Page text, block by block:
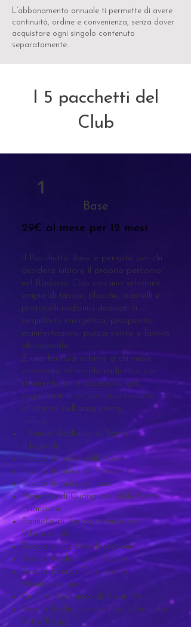
L’abbonamento annuale ti permette di avere
continuità, ordine e convenienza, senza dover
acquistare ogni singolo contenuto
separatamente.
I 5 pacchetti del
Club
Base
29€ al mese per 12 mesi
Il Pacchetto Base è pensato per chi
desidera iniziare il proprio percorso
nel Radionic Club con una selezione
ampia di tavole, placche, pannelli e
protocolli radionici dedicati a
riequilibrio energetico, prosperità,
manifestazione, pulizia sottile e lavoro
vibrazionale.
È una formula adatta a chi vuole
avvicinarsi al mondo radionico con
strumenti vari e accessibili, già
organizzati in un percorso annuale
all’interno dell’area utente.
Include:
I Rimedi Radionici di Santa
Ildegarda
Placca Impulso della Casa
Placca Impulso di Prosperità
Placca Impulso di Luce
Mandala di Guarigione delle Ferite
Finanziarie
Pannello di Riprogrammazione
Vibrazionale
Tavola di Co-Manifestazione
Tavola Radionica di Bastet
Tavola Energy Tuner per la
Manifestazione
Circuito Radionico di Kwan Yin
Tavola Radionica dei Fiori Eterici dei
Sette Raggi
1